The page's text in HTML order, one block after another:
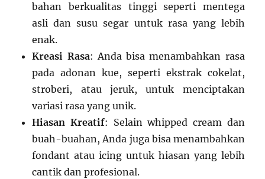
bahan berkualitas tinggi seperti mentega
asli dan susu segar untuk rasa yang lebih
enak.
Kreasi Rasa: Anda bisa menambahkan rasa
pada adonan kue, seperti ekstrak cokelat,
stroberi, atau jeruk, untuk menciptakan
variasi rasa yang unik.
Hiasan Kreatif: Selain whipped cream dan
buah-buahan, Anda juga bisa menambahkan
fondant atau icing untuk hiasan yang lebih
cantik dan profesional.